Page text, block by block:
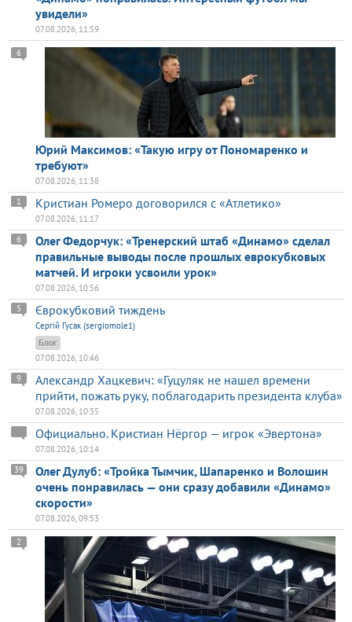
увидели»
07.08.2026, 11:59
Юрий Максимов: «Такую игру от Пономаренко и
требуют»
6
07.08.2026, 11:38
Кристиан Ромеро договорился с «Атлетико»
1
07.08.2026, 11:17
Олег Федорчук: «Тренерский штаб «Динамо» сделал
правильные выводы после прошлых еврокубковых
матчей. И игроки усвоили урок»
6
07.08.2026, 10:56
Єврокубковий тиждень
5
Сергій Гусак (sergiomole1)
Блог
07.08.2026, 10:46
Александр Хацкевич: «Гуцуляк не нашел времени
прийти, пожать руку, поблагодарить президента клуба»
9
07.08.2026, 10:35
Официально. Кристиан Нёргор — игрок «Эвертона»
07.08.2026, 10:14
Олег Дулуб: «Тройка Тымчик, Шапаренко и Волошин
очень понравилась — они сразу добавили «Динамо»
скорости»
39
07.08.2026, 09:53
2